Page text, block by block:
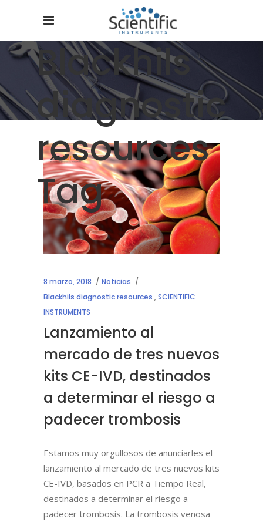
Blackhils
diagnostic
resources
Tag
8 marzo, 2018
Noticias
Blackhils diagnostic resources ,SCIENTIFIC
INSTRUMENTS
Lanzamiento al
mercado de tres nuevos
kits CE-IVD, destinados
a determinar el riesgo a
padecer trombosis
Estamos muy orgullosos de anunciarles el
lanzamiento al mercado de tres nuevos kits
CE-IVD, basados en PCR a Tiempo Real,
destinados a determinar el riesgo a
padecer trombosis. La trombosis venosa